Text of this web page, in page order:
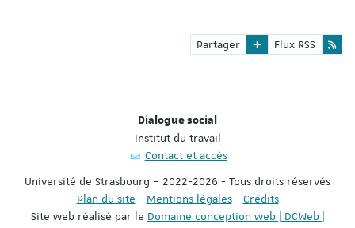
Partager Flux RSS
Dialogue social
Institut du travail
Contact et accès
Université de Strasbourg – 2022-2026 - Tous droits réservés
Plan du site - Mentions légales- Crédits
Site web réalisé par le Domaine conception web | DCWeb |